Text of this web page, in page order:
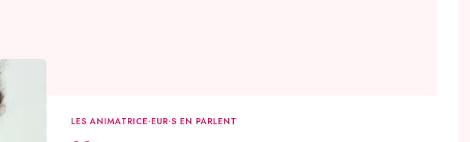
LES ANIMATRICE⸱EUR⸱S EN PARLENT